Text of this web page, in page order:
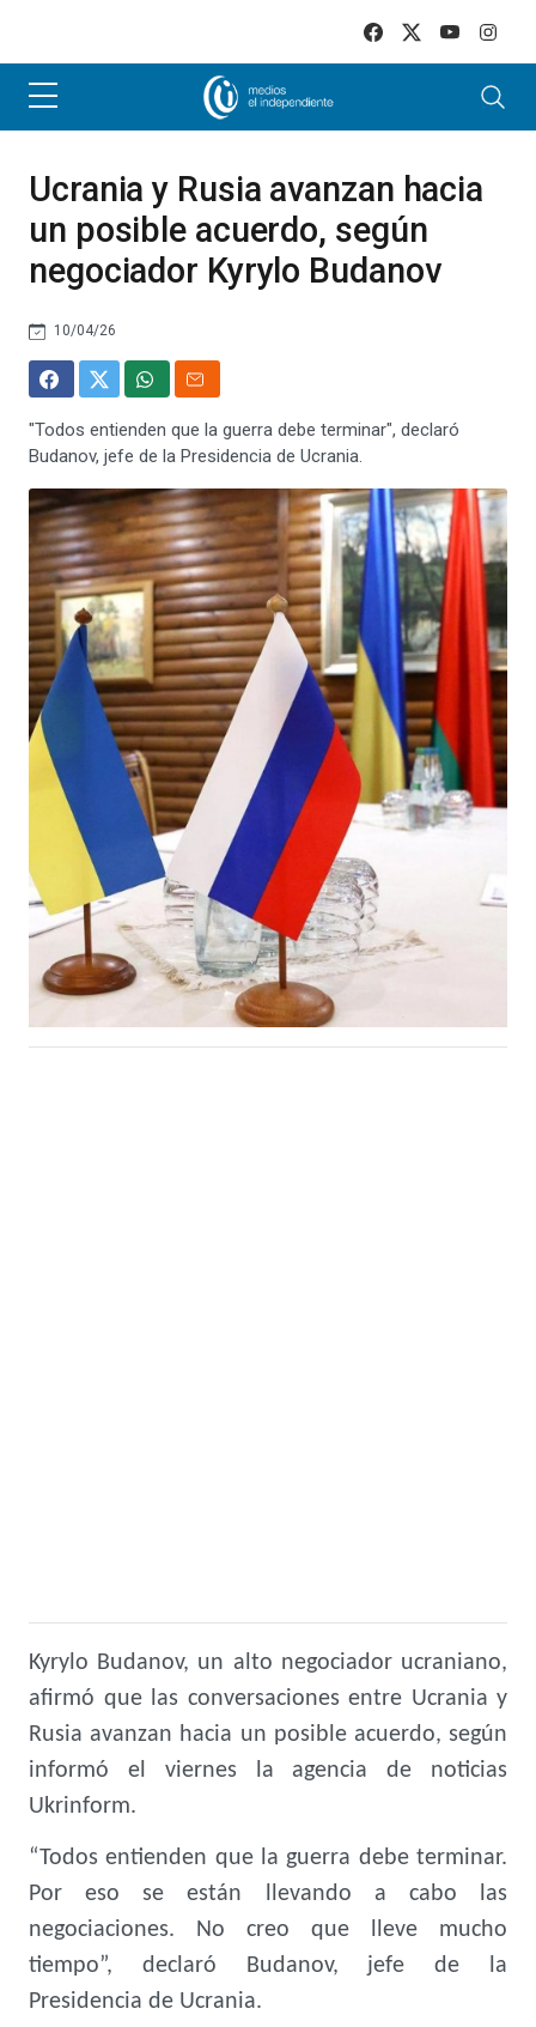
Ucrania y Rusia avanzan hacia
un posible acuerdo, según
negociador Kyrylo Budanov
10/04/26
"Todos entienden que la guerra debe terminar", declaró
Budanov, jefe de la Presidencia de Ucrania.
Kyrylo Budanov, un alto negociador ucraniano,
afirmó que las conversaciones entre Ucrania y
Rusia avanzan hacia un posible acuerdo, según
informó el viernes la agencia de noticias
Ukrinform.
“Todos entienden que la guerra debe terminar.
Por eso se están llevando a cabo las
negociaciones. No creo que lleve mucho
tiempo”, declaró Budanov, jefe de la
Presidencia de Ucrania.